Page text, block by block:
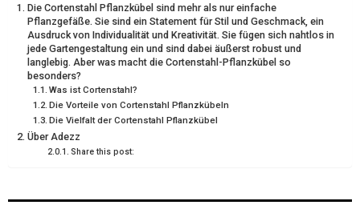
Die Cortenstahl Pflanzkübel sind mehr als nur einfache
Pflanzgefäße. Sie sind ein Statement für Stil und Geschmack, ein
Ausdruck von Individualität und Kreativität. Sie fügen sich nahtlos in
jede Gartengestaltung ein und sind dabei äußerst robust und
langlebig. Aber was macht die Cortenstahl-Pflanzkübel so
besonders?
Was ist Cortenstahl?
Die Vorteile von Cortenstahl Pflanzkübeln
Die Vielfalt der Cortenstahl Pflanzkübel
Über Adezz
Share this post: